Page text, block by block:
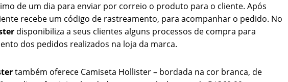
de um dia para enviar por correio o produto para o cliente. Após
recebe um código de rastreamento, para acompanhar o pedido. No
disponibiliza a seus clientes alguns processos de compra para
dos pedidos realizados na loja da marca.
também oferece Camiseta Hollister – bordada na cor branca, de